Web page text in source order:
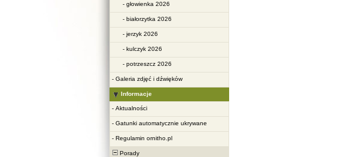
- głowienka 2026
- białorzytka 2026
- jerzyk 2026
- kulczyk 2026
- potrzeszcz 2026
- Galeria zdjęć i dźwięków
Informacje
- Aktualności
- Gatunki automatycznie ukrywane
- Regulamin ornitho.pl
Porady